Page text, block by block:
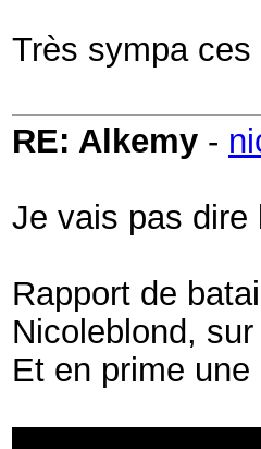
Très sympa ces
RE: Alkemy -
Je vais pas dire
Rapport de
Nicoleblond,
Et en prime